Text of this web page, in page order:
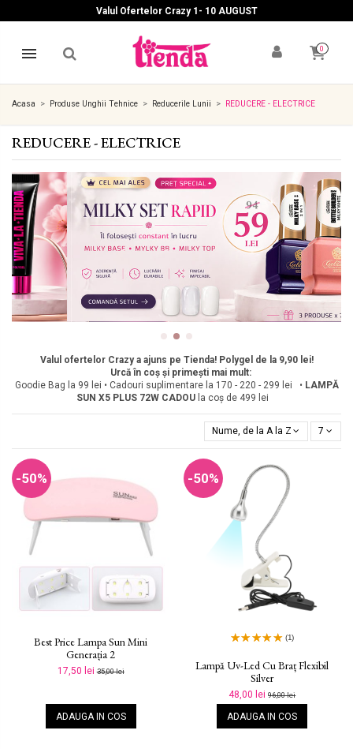
Valul Ofertelor Crazy 1- 10 AUGUST
0
Acasa Produse Unghii Tehnice Reducerile Lunii REDUCERE - ELECTRICE
REDUCERE - ELECTRICE
Valul ofertelor Crazy a ajuns pe Tienda! Polygel de la 9,90 lei!
Urcă în coș și primești mai mult:
Goodie Bag la 99 lei • Cadouri suplimentare la 170 - 220 - 299 lei • LAMPĂ
SUN X5 PLUS 72W CADOU la coș de 499 lei
Nume, de la A la Z 7
-50%
Best Price Lampa Sun Mini
Generația 2
17,50 lei35,00 lei
ADAUGA IN COS
-50%
(1)
Lampă Uv-Led Cu Braț Flexibil
Silver
48,00 lei96,00 lei
ADAUGA IN COS